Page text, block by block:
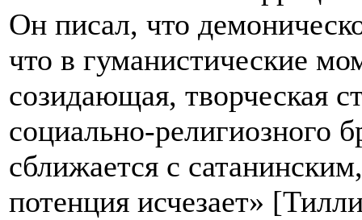
Он писал, что
что в гуманистические
созидающая, творческая
социально-религиозного
сближается с
потенция исчезает»